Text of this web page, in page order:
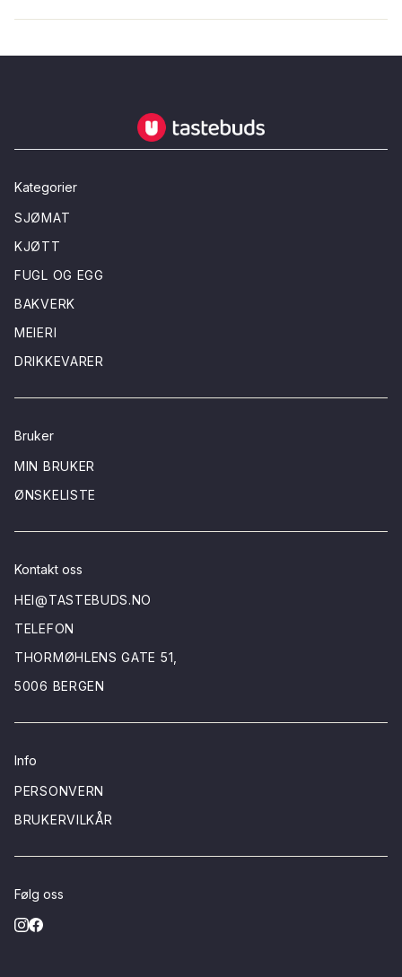
Tastebuds - Lokalmat rett hjem
Kategorier
SJØMAT
KJØTT
FUGL OG EGG
BAKVERK
MEIERI
DRIKKEVARER
Bruker
MIN BRUKER
ØNSKELISTE
Kontakt oss
HEI@TASTEBUDS.NO
TELEFON
THORMØHLENS GATE 51,
5006 BERGEN
Info
PERSONVERN
BRUKERVILKÅR
Følg oss